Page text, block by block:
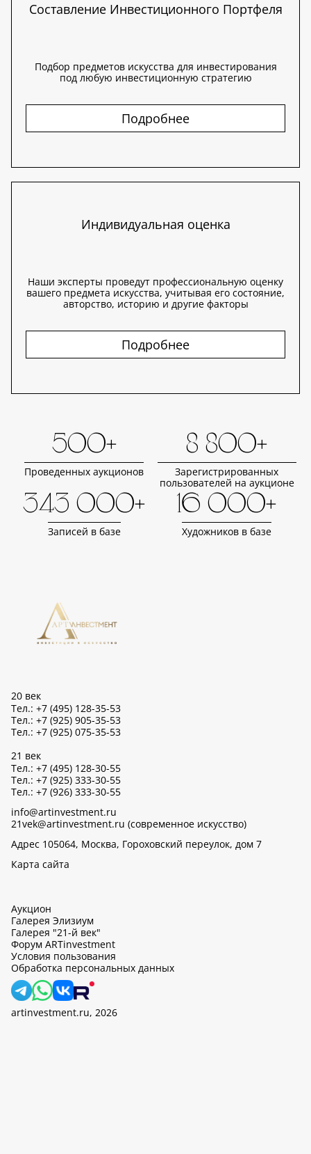
Составление Инвестиционного Портфеля
Подбор предметов искусства для инвестирования
под любую инвестиционную стратегию
Подробнее
Индивидуальная оценка
Наши эксперты проведут профессиональную оценку
вашего предмета искусства, учитывая его состояние,
авторство, историю и другие факторы
Подробнее
500+
Проведенных аукционов
8 800+
Зарегистрированных
пользователей на аукционе
343 000+
Записей в базе
16 000+
Художников в базе
20 век
Тел.: +7 (495) 128-35-53
Тел.: +7 (925) 905-35-53
Тел.: +7 (925) 075-35-53
21 век
Тел.: +7 (495) 128-30-55
Тел.: +7 (925) 333-30-55
Тел.: +7 (926) 333-30-55
info@artinvestment.ru
21vek@artinvestment.ru (современное искусство)
Адрес 105064, Москва, Гороховский переулок, дом 7
Карта сайта
Аукцион
Галерея Элизиум
Галерея "21-й век"
Форум ARTinvestment
Условия пользования
Обработка персональных данных
artinvestment.ru, 2026